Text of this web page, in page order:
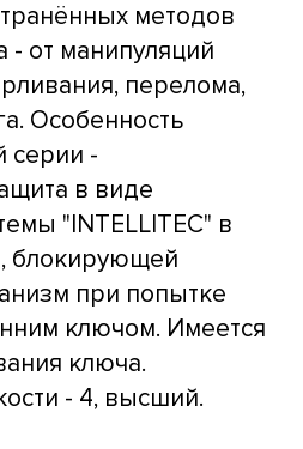
методов
- от манипуляций
перелома,
Особенность
серии -
в виде
"INTELLITEC" в
блокирующей
при попытке
ключом. Имеется
ключа.
- 4, высший.